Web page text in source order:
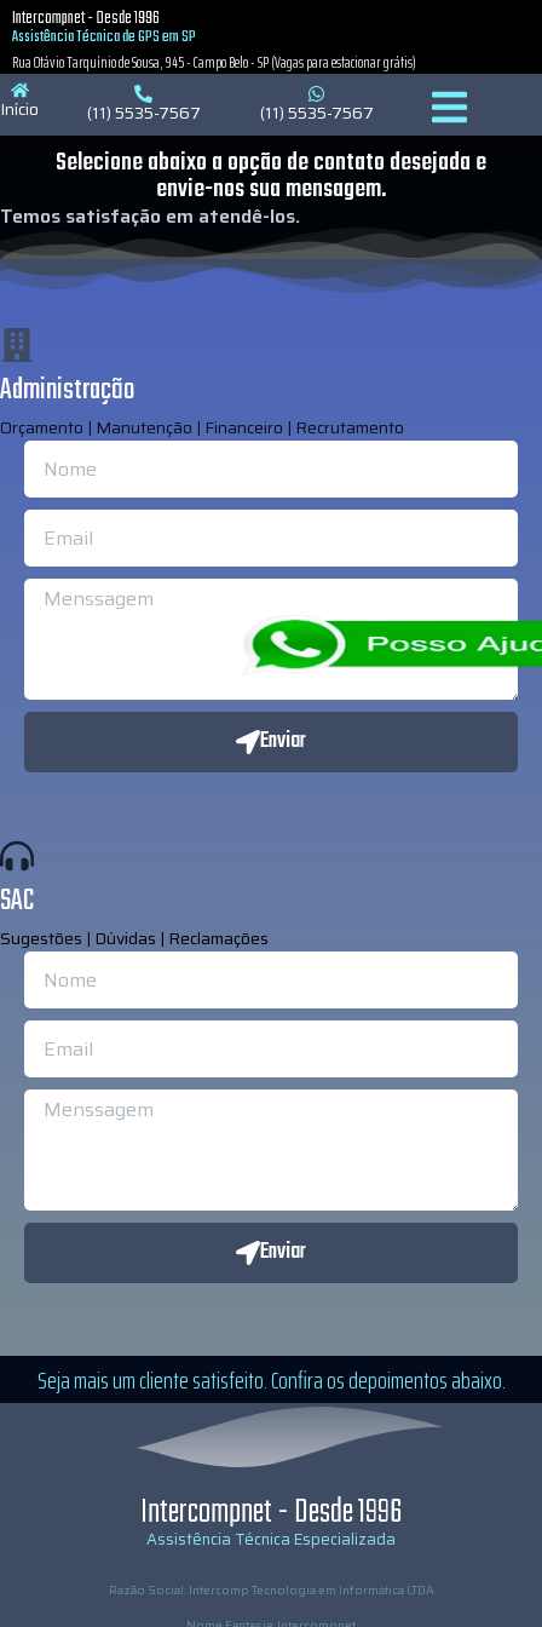
Política de Privacidade
Intercompnet - Desde 1996
Assistência Técnica de GPS em SP
Rua Otávio Tarquínio de Sousa, 945 - Campo Belo - SP (Vagas para estacionar grátis)
Início (11) 5535-7567 (11) 5535-7567
Selecione abaixo a opção de contato desejada e
envie-nos sua mensagem.
Temos satisfação em atendê-los.
Administração
Orçamento | Manutenção | Financeiro | Recrutamento
Enviar
SAC
Sugestões | Dúvidas | Reclamações
Enviar
Seja mais um cliente satisfeito. Confira os depoimentos abaixo.
Intercompnet - Desde 1996
Assistência Técnica Especializada
Razão Social: Intercomp Tecnologia em Informática LTDA